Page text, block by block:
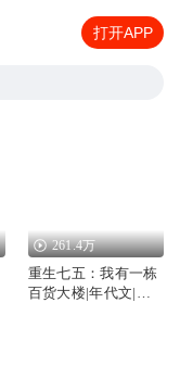
打开APP
261.4万
重生七五：我有一栋
百货大楼|年代文|穿